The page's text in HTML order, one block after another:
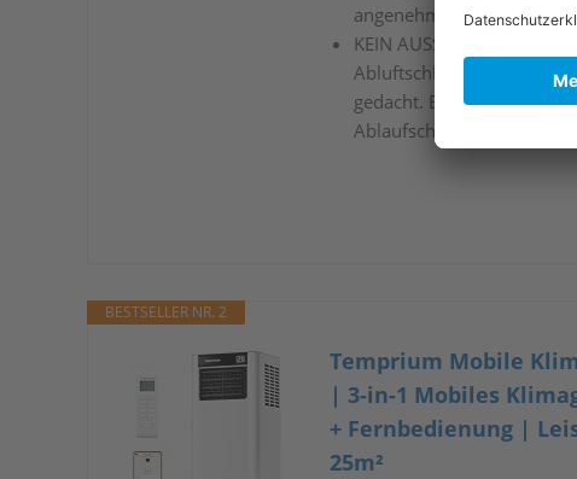
angenehm für Nacht,
KEIN AUSSENGERÄT,
Abluftschlauch ist für
gedacht. Enthalten sind
Ablaufschlauch
BESTSELLER NR. 2
Temprium Mobile
| 3-in-1 Mobiles
+ Fernbedienung |
25m²